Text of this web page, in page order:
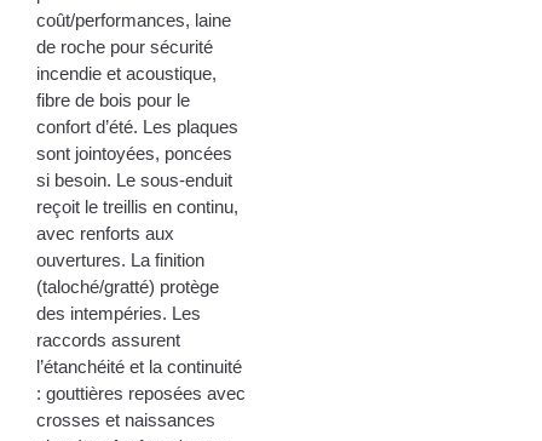
coût/performances, laine
de roche pour sécurité
incendie et acoustique,
fibre de bois pour le
confort d’été. Les plaques
sont jointoyées, poncées
si besoin. Le sous-enduit
reçoit le treillis en continu,
avec renforts aux
ouvertures. La finition
(taloché/gratté) protège
des intempéries. Les
raccords assurent
l’étanchéité et la continuité
: gouttières reposées avec
crosses et naissances